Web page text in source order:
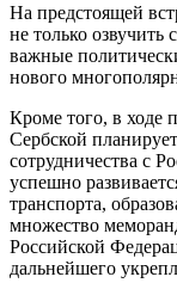
На предстоящей
не только
важные
нового
Кроме того, в ходе
Сербской
сотрудничества с
успешно
транспорта,
множество
Российской
дальнейшего